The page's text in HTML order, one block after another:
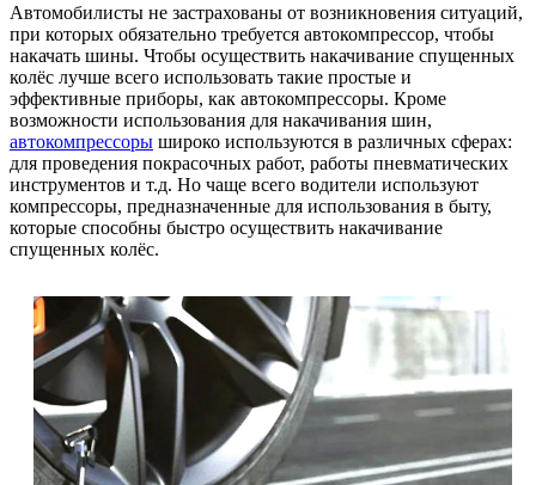
Автомобилисты не застрахованы от возникновения ситуаций,
при которых обязательно требуется автокомпрессор, чтобы
накачать шины. Чтобы осуществить накачивание спущенных
колёс лучше всего использовать такие простые и
эффективные приборы, как автокомпрессоры. Кроме
возможности использования для накачивания шин,
автокомпрессоры широко используются в различных сферах:
для проведения покрасочных работ, работы пневматических
инструментов и т.д. Но чаще всего водители используют
компрессоры, предназначенные для использования в быту,
которые способны быстро осуществить накачивание
спущенных колёс.